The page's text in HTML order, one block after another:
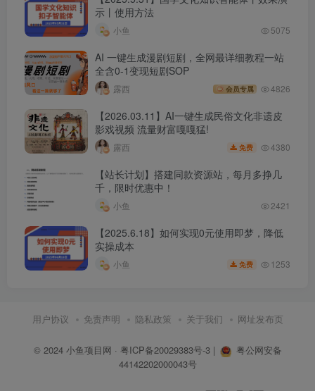
示丨使用方法
小鱼 5075
AI 一键生成漫剧短剧，全网最详细教程一站
全含0-1变现短剧SOP
露西 会员专属 4826
【2026.03.11】AI一键生成民俗文化非遗皮
影戏视频 流量财富嘎嘎猛!
露西 免费 4380
【站长计划】搭建同款资源站，每月多挣几
千，限时优惠中！
小鱼 2421
【2025.6.18】如何实现0元使用即梦，降低
实操成本
小鱼 免费 1253
用户协议 免责声明 隐私政策 关于我们 网址发布页
© 2024 小鱼项目网 · 粤ICP备20029383号-3|
粤公网安备
44142202000043号